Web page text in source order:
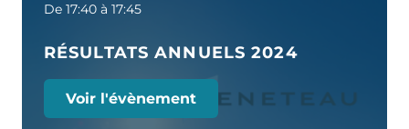
De 17:40 à 17:45
RÉSULTATS ANNUELS 2024
Voir l'évènement